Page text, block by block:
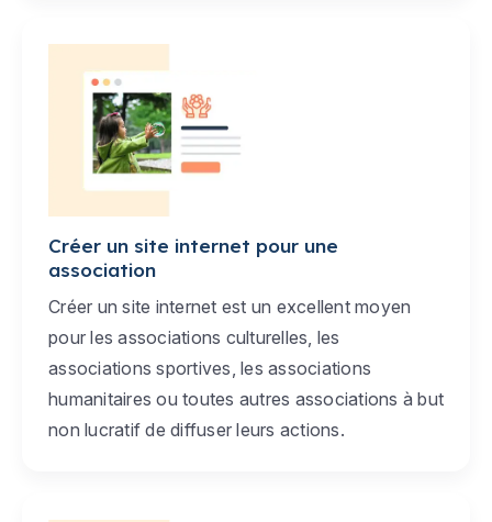
Créer un site internet pour une
association
Créer un site internet est un excellent moyen
pour les associations culturelles, les
associations sportives, les associations
humanitaires ou toutes autres associations à but
non lucratif de diffuser leurs actions.